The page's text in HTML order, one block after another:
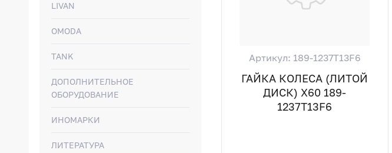
LIVAN
OMODA
TANK
ДОПОЛНИТЕЛЬНОЕ
ОБОРУДОВАНИЕ
ИНОМАРКИ
ЛИТЕРАТУРА
Артикул: 189-1237T13F6
ГАЙКА КОЛЕСА (ЛИТОЙ
ДИСК) X60 189-
1237T13F6